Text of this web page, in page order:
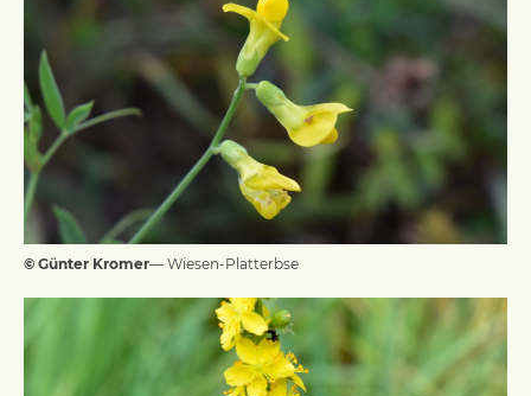
© Günter Kromer— Wiesen-Platterbse